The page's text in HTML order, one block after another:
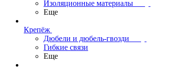
Изоляционные материалы
Еще
Крепёж
Дюбели и дюбель-гвозди
Гибкие связи
Еще